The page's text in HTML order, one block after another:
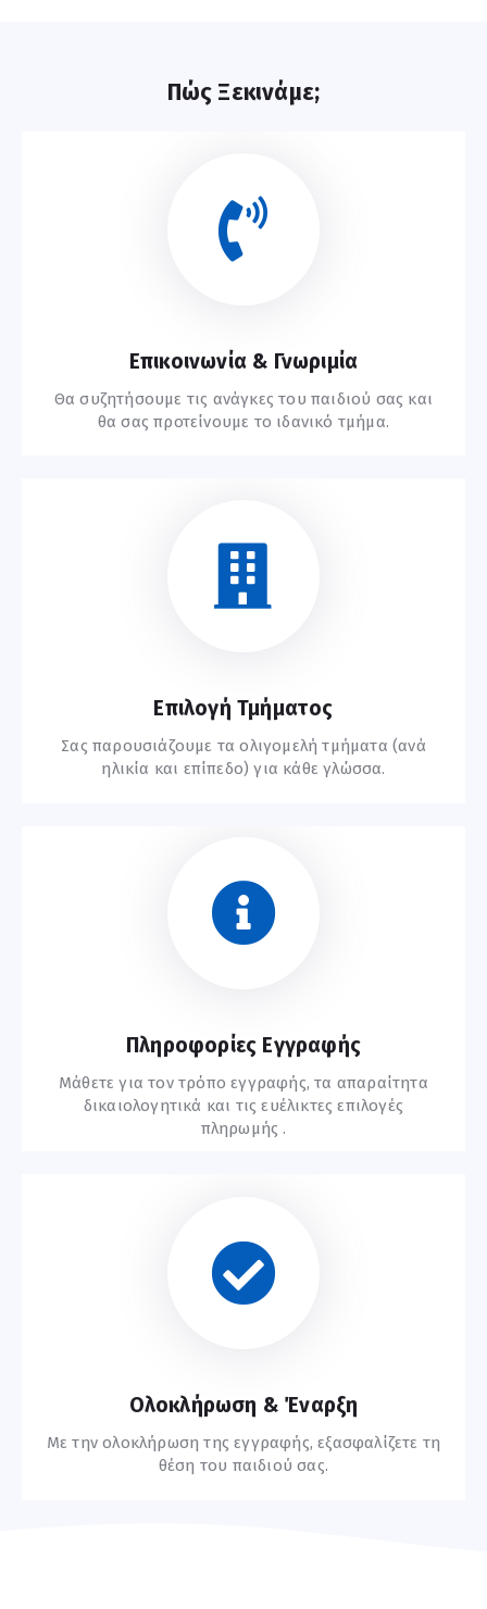
Πώς Ξεκινάμε;
Επικοινωνία & Γνωριμία
Θα συζητήσουμε τις ανάγκες του παιδιού σας και
θα σας προτείνουμε το ιδανικό τμήμα.
Επιλογή Τμήματος
Σας παρουσιάζουμε τα ολιγομελή τμήματα (ανά
ηλικία και επίπεδο) για κάθε γλώσσα.
Πληροφορίες Εγγραφής
Μάθετε για τον τρόπο εγγραφής, τα απαραίτητα
δικαιολογητικά και τις ευέλικτες επιλογές
πληρωμής .
Ολοκλήρωση & Έναρξη
Με την ολοκλήρωση της εγγραφής, εξασφαλίζετε τη
θέση του παιδιού σας.